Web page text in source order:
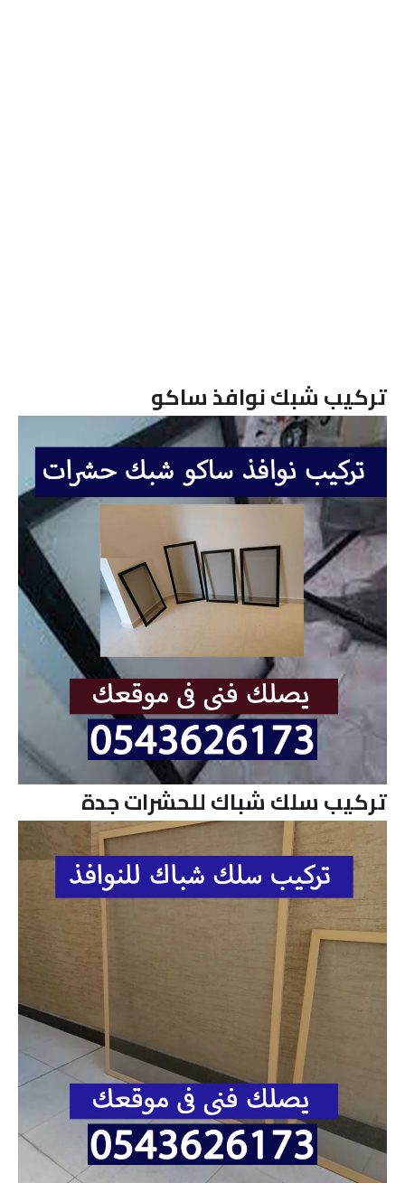
تركيب شبك نوافذ ساكو
تركيب سلك شباك للحشرات جدة